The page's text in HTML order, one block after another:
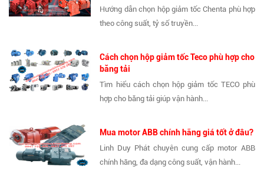
Hướng dẫn chọn hộp giảm tốc Chenta phù hợp
theo công suất, tỷ số truyền...
Cách chọn hộp giảm tốc Teco phù hợp cho
băng tải
Tìm hiểu cách chọn hộp giảm tốc TECO phù
hợp cho băng tải giúp vận hành...
Mua motor ABB chính hãng giá tốt ở đâu?
Linh Duy Phát chuyên cung cấp motor ABB
chính hãng, đa dạng công suất, vận hành...